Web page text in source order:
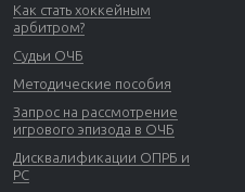
Как стать хоккейным
арбитром?
Судьи ОЧБ
Методические пособия
Запрос на рассмотрение
игрового эпизода в ОЧБ
Дисквалификации ОПРБ и
РС